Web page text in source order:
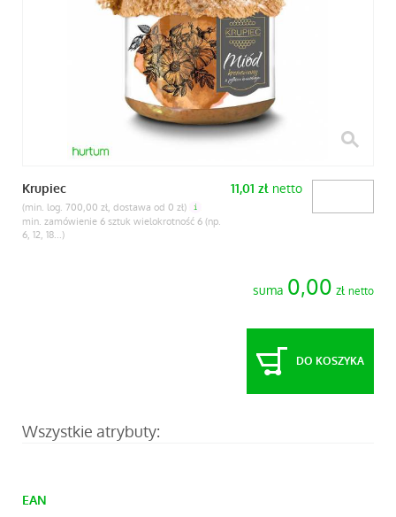
Krupiec
(min. log. 700,00 zł, dostawa od 0 zł)
min. zamówienie 6 sztuk wielokrotność 6 (np.
6, 12, 18...)
11,01 zł netto
suma 0,00 złnetto
DO KOSZYKA
Wszystkie atrybuty:
EAN